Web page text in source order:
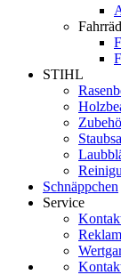
STIHL
Schnäppchen
Service